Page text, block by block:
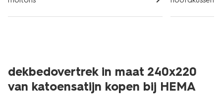
dekbedovertrek in maat 240x220
van katoensatijn kopen bij HEMA